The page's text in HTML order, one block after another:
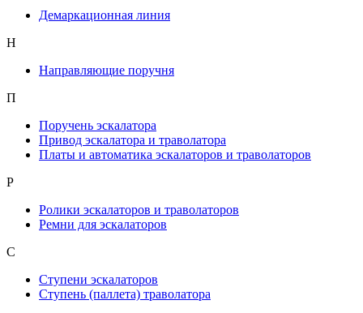
Демаркационная линия
Н
Направляющие поручня
П
Поручень эскалатора
Привод эскалатора и траволатора
Платы и автоматика эскалаторов и траволаторов
Р
Ролики эскалаторов и траволаторов
Ремни для эскалаторов
С
Ступени эскалаторов
Ступень (паллета) траволатора